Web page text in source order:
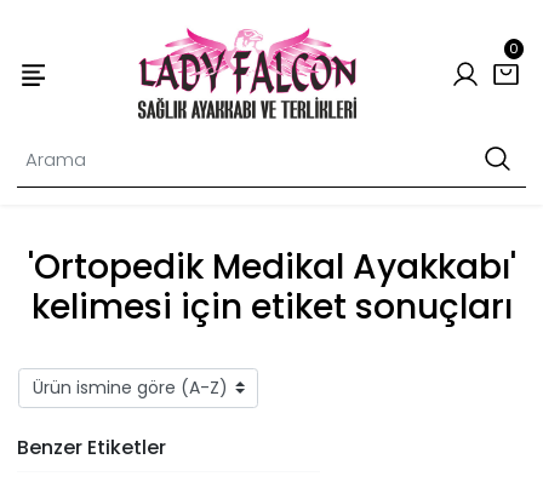
0
'Ortopedik Medikal Ayakkabı'
kelimesi için etiket sonuçları
Benzer Etiketler